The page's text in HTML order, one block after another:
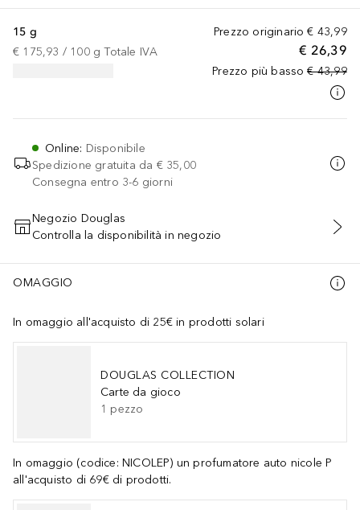
Prezzo originario € 43,99
€ 26,39
Prezzo più basso € 43,99
15 g
€ 175,93 / 100 g Totale IVA
Online: Disponibile
Spedizione gratuita da € 35,00
Consegna entro 3-6 giorni
AGGIUNGI AL CARRELLO
Negozio Douglas
Controlla la disponibilità in negozio
OMAGGIO
In omaggio all'acquisto di 25€ in prodotti solari
DOUGLAS COLLECTION
Carte da gioco
1 pezzo
In omaggio (codice: NICOLEP) un profumatore auto nicole P
all'acquisto di 69€ di prodotti.